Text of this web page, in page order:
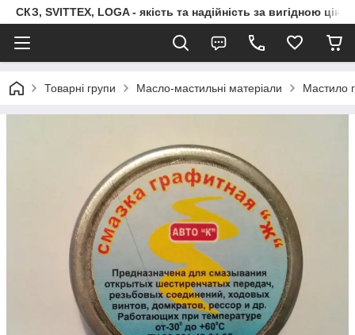
СКЗ, SVITTEX, LOGA - якість та надійність за вигідною
Товарні групи Масло-мастильні матеріали Мастило